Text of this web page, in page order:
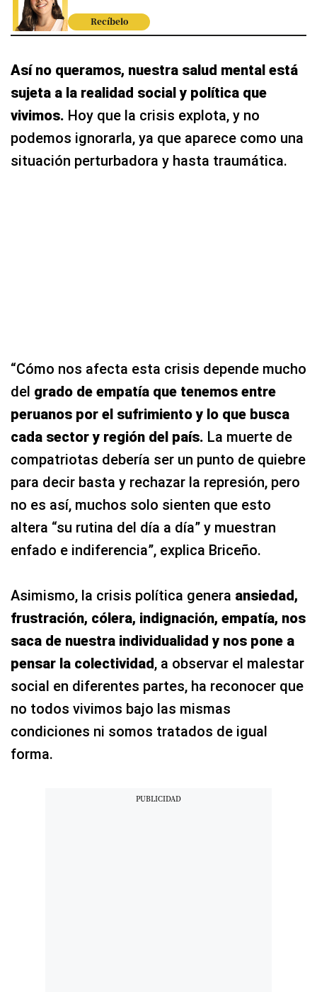
Recíbelo
Así no queramos, nuestra salud mental está
sujeta a la realidad social y política que
vivimos. Hoy que la crisis explota, y no
podemos ignorarla, ya que aparece como una
situación perturbadora y hasta traumática.
“Cómo nos afecta esta crisis depende mucho
del grado de empatía que tenemos entre
peruanos por el sufrimiento y lo que busca
cada sector y región del país. La muerte de
compatriotas debería ser un punto de quiebre
para decir basta y rechazar la represión, pero
no es así, muchos solo sienten que esto
altera “su rutina del día a día” y muestran
enfado e indiferencia”, explica Briceño.
Asimismo, la crisis política genera ansiedad,
frustración, cólera, indignación, empatía, nos
saca de nuestra individualidad y nos pone a
pensar la colectividad, a observar el malestar
social en diferentes partes, ha reconocer que
no todos vivimos bajo las mismas
condiciones ni somos tratados de igual
forma.